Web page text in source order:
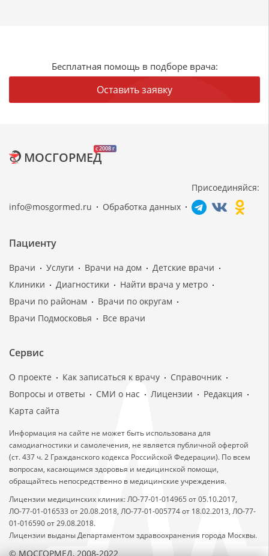
Бесплатная помощь в подборе врача:
Оставить заявку
c 2008 г
МОСГОРМЕД
info@mosgormed.ru Обработка данных
Присоединяйся:
Пациенту
Врачи Услуги Врачи на дом
Детские врачи
Клиники
Диагностики
Найти врача у метро
Врачи по районам
Врачи по округам
Врачи Подмосковья
Все врачи
Сервис
О проекте Как записаться к врачу
Справочник
Вопросы и ответы
СМИ о нас Лицензии
Редакция
Карта сайта
Информация на сайте не может быть использована для
самодиагностики и самолечения, не является публичной офертой
(ст. 437 ч. 2 Гражданского кодекса Российской Федерации). По всем
вопросам, касающимся здоровья и медицинской помощи,
обращайтесь непосредственно в медицинские учреждения.
Лицензии медицинских клиник: ЛО-77-01-014965 от 05.10.2017,
ЛО-77-01-016533 от 20.08.2018, ЛО-77-01-005774 от 18.02.2013, ЛО-77-
01-016590 от 29.08.2018.
Лицензии выданы Департаментом здравоохранения города Москвы.
© МОСГОРМЕД, 2008-2022